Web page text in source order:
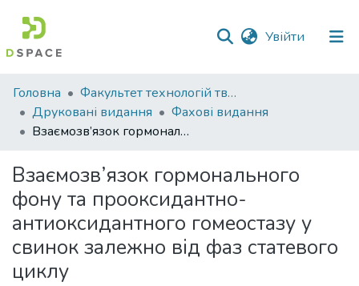
Увійти (current)
Фонди
та
зібрання
Статистика
Головна
Факультет технологій тваринництва та продовольства
Друковані видання
Фахові видання
Взаємозв’язок гормонального фону та прооксидантно-антиоксидантного гомеостазу у свинок залежно від фаз статевого циклу
Взаємозв’язок гормонального
фону та прооксидантно-
антиоксидантного гомеостазу у
свинок залежно від фаз статевого
циклу